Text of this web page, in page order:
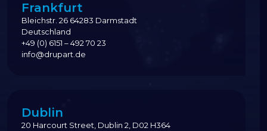
Frankfurt
Bleichstr. 26 64283 Darmstadt
Deutschland
+49 (0) 6151 – 492 70 23
info@drupart.de
Dublin
20 Harcourt Street, Dublin 2, D02 H364